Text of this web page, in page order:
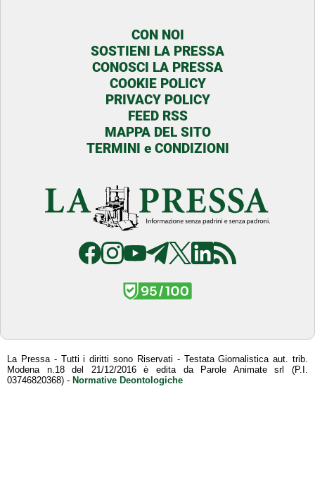
CON NOI
SOSTIENI LA PRESSA
CONOSCI LA PRESSA
COOKIE POLICY
PRIVACY POLICY
FEED RSS
MAPPA DEL SITO
TERMINI e CONDIZIONI
La Pressa - Tutti i diritti sono Riservati - Testata Giornalistica aut. trib.
Modena n.18 del 21/12/2016 è edita da Parole Animate srl (P.I.
03746820368) - Normative Deontologiche